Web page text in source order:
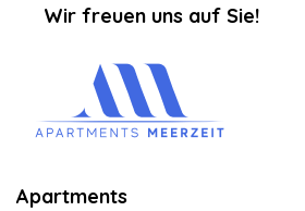
‏‏‎ ‎‏‏‎ ‎‏‏‎ ‎‏‏‎ ‎‏‏‎ ‎‏‏‎Wir freuen uns auf Sie!
Apartments